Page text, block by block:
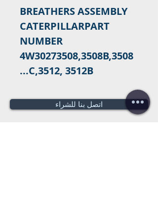
BREATHERS ASSEMBLY
CATERPILLARPART
NUMBER
4W30273508,3508B,3508
C,3512, 3512B...
اتصل بنا للشراء